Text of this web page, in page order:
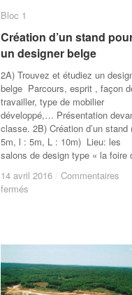
Bloc 1
Création d’un stand
un designer belge
2A) Trouvez et étudiez un
belge Parcours, esprit , façon
travailler, type de mobilier
développé,… Présentation
classe. 2B) Création d’un stand
5m, l : 5m, L : 10m) Lieu: les
salons de design type « la foire
14 avril 2016 / Commentaires
fermés
pour
designer
belge
Bloc 1
Création d’un stand
un designer belge
14 avril 2016 / Commentaires
fermés
pour
designer
belge